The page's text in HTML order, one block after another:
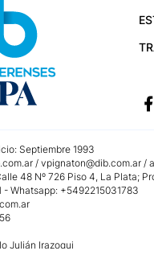
Septiembre 1993
/ vpignaton@dib.com.ar /
48 Nº 726 Piso 4, La Plata;
Whatsapp: +5492215031783
Julián Irazoqui